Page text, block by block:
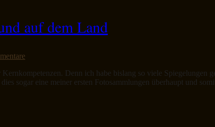
auf dem Land
Denn ich habe bislang so viele Spiegelungen
sogar eine meiner ersten Fotosammlungen überhaupt und